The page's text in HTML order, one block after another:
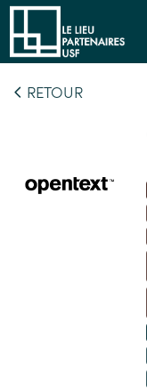
RETOUR